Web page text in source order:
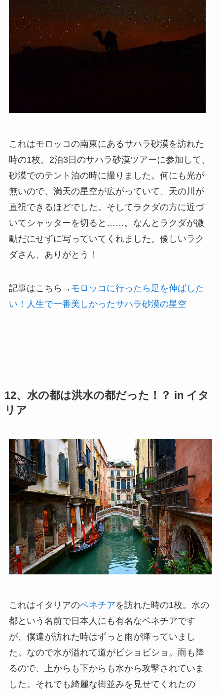
これはモロッコの南東にあるサハラ砂漠を訪れた
時の1枚。2泊3日のサハラ砂漠ツアーに参加して、
砂漠でのテント泊の時に撮りました。何にも光が
無いので、満天の星空が広がっていて、天の川が
直視できるほどでした。そしてラクダの方に近づ
いてシャッターを切ると……。なんとラクダが微
動だにせずに写っていてくれました。優しいラク
ダさん、ありがとう！
記事はこちら→ モロッコに行ったら足を伸ばした
い！人生で一番美しかったサハラ砂漠の星空
12、水の都は洪水の都だった！？ in イタ
リア
これはイタリアのベネチアを訪れた時の1枚。水の
都という名前で日本人にも有名なベネチアです
が、僕達が訪れた時はずっと雨が降っていまし
た。なので水が溢れて道がビショビショ。雨も降
るので、上からも下からも水から攻撃されていま
した。それでも綺麗な街並みを見せてくれたの